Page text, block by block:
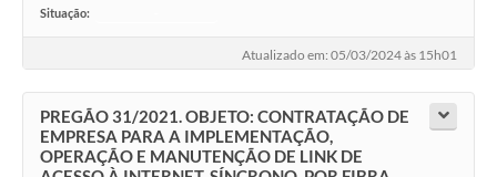
Situação:
Atualizado em: 05/03/2024 às 15h01
PREGÃO 31/2021. OBJETO: CONTRATAÇÃO DE
EMPRESA PARA A IMPLEMENTAÇÃO,
OPERAÇÃO E MANUTENÇÃO DE LINK DE